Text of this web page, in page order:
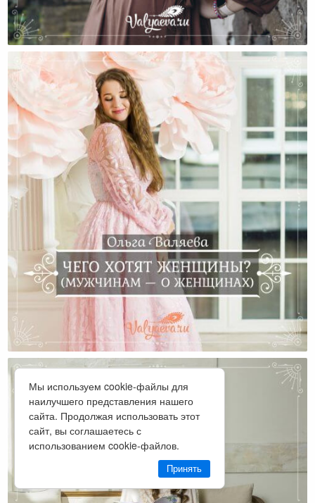
Яжемать Или Уважение К Материнству?
Чего Хотят Женщины? (Мужчинам — О Женщинах)
Мы используем cookie-файлы для
наилучшего представления нашего
сайта. Продолжая использовать этот
сайт, вы соглашаетесь с
использованием cookie-файлов.
Принять